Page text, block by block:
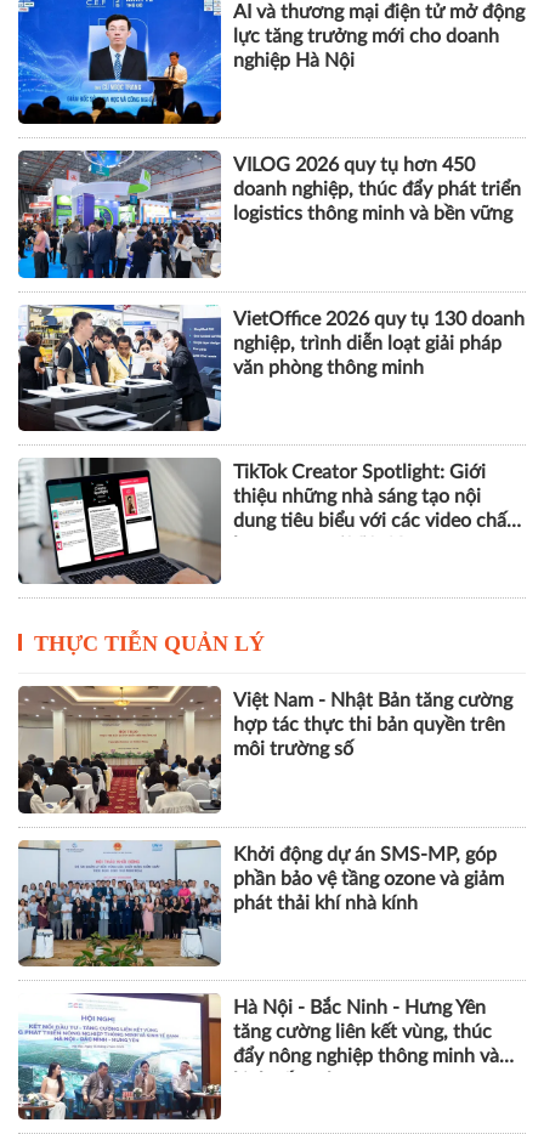
AI và thương mại điện tử mở động
lực tăng trưởng mới cho doanh
nghiệp Hà Nội
VILOG 2026 quy tụ hơn 450
doanh nghiệp, thúc đẩy phát triển
logistics thông minh và bền vững
VietOffice 2026 quy tụ 130 doanh
nghiệp, trình diễn loạt giải pháp
văn phòng thông minh
TikTok Creator Spotlight: Giới
thiệu những nhà sáng tạo nội
dung tiêu biểu với các video chất
THỰC TIỄN QUẢN LÝ
Việt Nam - Nhật Bản tăng cường
hợp tác thực thi bản quyền trên
môi trường số
Khởi động dự án SMS-MP, góp
phần bảo vệ tầng ozone và giảm
phát thải khí nhà kính
Hà Nội - Bắc Ninh - Hưng Yên
tăng cường liên kết vùng, thúc
đẩy nông nghiệp thông minh và